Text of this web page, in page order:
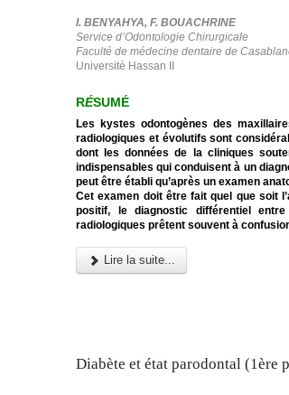
I. BENYAHYA, F. BOUACHRINE
Service d’Odontologie Chirurgicale
Faculté de médecine dentaire de
Université Hassan II
RÉSUMÉ
Les kystes odontogènes des
radiologiques et évolutifs sont
dont les données de la cliniques
indispensables qui conduisent à un
peut être établi qu’après un examen
Cet examen doit être fait quel que soit
positif, le diagnostic différentiel
radiologiques prêtent souvent à
Lire la suite...
Diabète et état parodontal (1ère